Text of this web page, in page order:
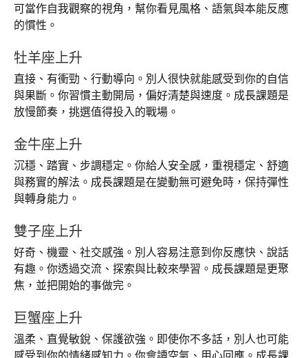
可當作自我觀察的視角，幫你看見風格、語氣與本能反應
的慣性。
牡羊座上升
直接、有衝勁、行動導向。別人很快就能感受到你的自信
與果斷。你習慣主動開局，偏好清楚與速度。成長課題是
放慢節奏，挑選值得投入的戰場。
金牛座上升
沉穩、踏實、步調穩定。你給人安全感，重視穩定、舒適
與務實的解法。成長課題是在變動無可避免時，保持彈性
與轉身能力。
雙子座上升
好奇、機靈、社交感強。別人容易注意到你反應快、說話
有趣。你透過交流、探索與比較來學習。成長課題是更聚
焦，並把開始的事做完。
巨蟹座上升
溫柔、直覺敏銳、保護欲強。即使你不多話，別人也可能
感受到你的情緒感知力。你會讀空氣、用心回應。成長課